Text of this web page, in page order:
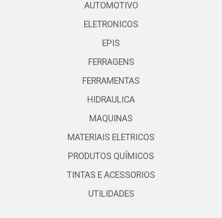
AUTOMOTIVO
ELETRONICOS
EPIS
FERRAGENS
FERRAMENTAS
HIDRAULICA
MAQUINAS
MATERIAIS ELETRICOS
PRODUTOS QUÍMICOS
TINTAS E ACESSORIOS
UTILIDADES